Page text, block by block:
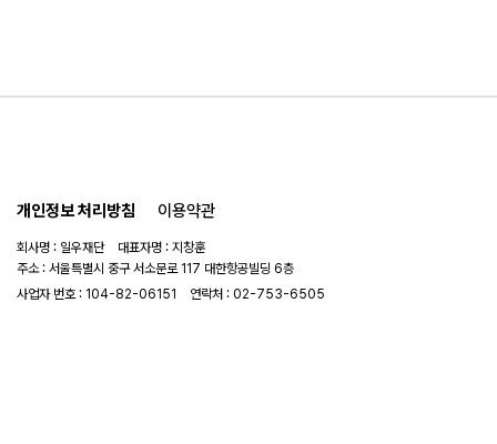
개인정보 처리방침 이용약관
회사명 : 일우재단 대표자명 : 지창훈
주소 : 서울특별시 중구 서소문로 117 대한항공빌딩 6층
사업자 번호 : 104-82-06151
연락처 : 02-753-6505